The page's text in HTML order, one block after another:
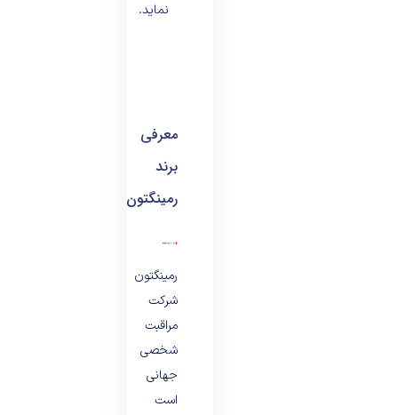
نماید.
معرفی
برند
رمینگتون
رمینگتون
شرکت
مراقبت
شخصی
جهانی
است